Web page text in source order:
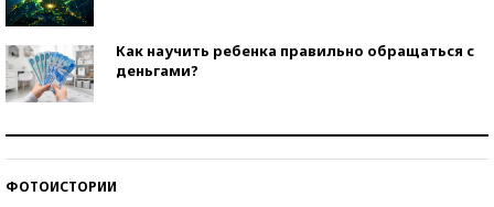
Как научить ребенка правильно обращаться с
деньгами?
ФОТОИСТОРИИ